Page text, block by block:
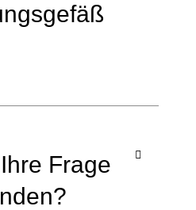
Frage